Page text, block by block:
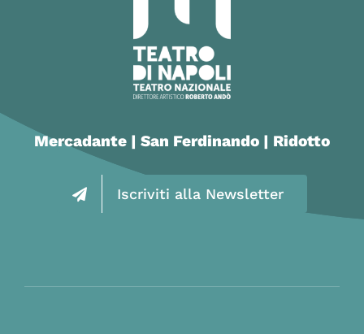
Mercadante | San Ferdinando | Ridotto
Iscriviti alla Newsletter